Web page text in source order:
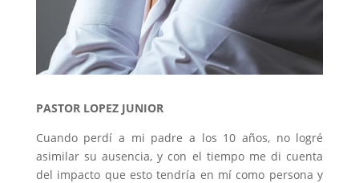
PASTOR LOPEZ JUNIOR
Cuando perdí a mi padre a los 10 años, no logré
asimilar su ausencia, y con el tiempo me di cuenta
del impacto que esto tendría en mí como persona y